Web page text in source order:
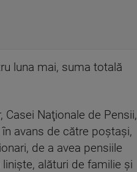
luna mai, suma totală
Naţionale de Pensii,
avans de către poştaşi,
de a avea pensiile
alături de familie şi